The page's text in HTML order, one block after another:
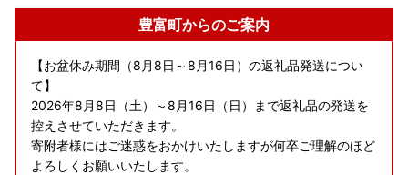
豊富町からのご案内
【お盆休み期間（8月8日～8月16日）の返礼品発送につい
て】
2026年8月8日（土）～8月16日（日）まで返礼品の発送を
控えさせていただきます。
寄附者様にはご迷惑をおかけいたしますが何卒ご理解のほど
よろしくお願いいたします。